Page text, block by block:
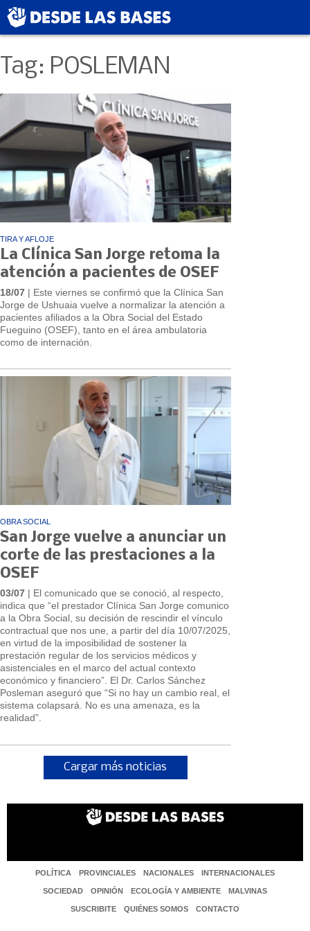
Tag: POSLEMAN
TIRA Y AFLOJE
La Clínica San Jorge retoma la
atención a pacientes de OSEF
18/07 | Este viernes se confirmó que la Clínica San
Jorge de Ushuaia vuelve a normalizar la atención a
pacientes afiliados a la Obra Social del Estado
Fueguino (OSEF), tanto en el área ambulatoria
como de internación.
OBRA SOCIAL
San Jorge vuelve a anunciar un
corte de las prestaciones a la
OSEF
03/07 | El comunicado que se conoció, al respecto,
indica que “el prestador Clínica San Jorge comunico
a la Obra Social, su decisión de rescindir el vínculo
contractual que nos une, a partir del día 10/07/2025,
en virtud de la imposibilidad de sostener la
prestación regular de los servicios médicos y
asistenciales en el marco del actual contexto
económico y financiero”. El Dr. Carlos Sánchez
Posleman aseguró que “Si no hay un cambio real, el
sistema colapsará. No es una amenaza, es la
realidad”.
Cargar más noticias
POLÍTICA PROVINCIALES NACIONALES INTERNACIONALES
SOCIEDAD OPINIÓN ECOLOGÍA Y AMBIENTE MALVINAS
SUSCRIBITE QUIÉNES SOMOS CONTACTO